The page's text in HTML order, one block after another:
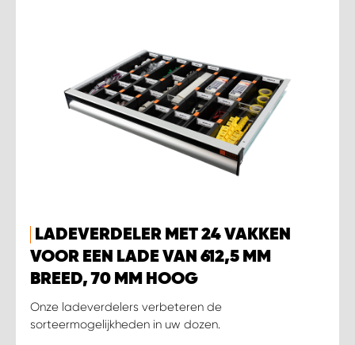
LADEVERDELER MET 24 VAKKEN
VOOR EEN LADE VAN 612,5 MM
BREED, 70 MM HOOG
Onze ladeverdelers verbeteren de
sorteermogelijkheden in uw dozen.